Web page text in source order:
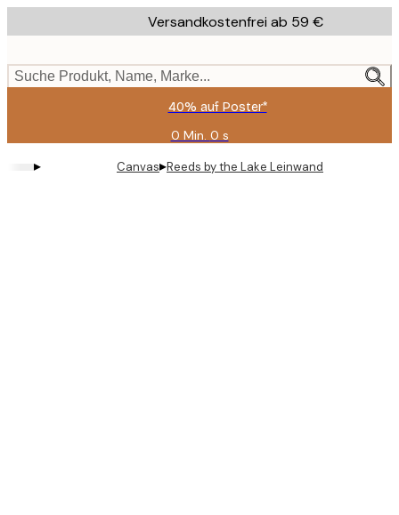
to
content.
Versandkostenfrei ab 59 €
Suche Produkt, Name, Marke...
40% auf Poster*
0 Min. 0 s
Gültig
bis:
2026-
▸ Canvas▸Reeds by the Lake Leinwand